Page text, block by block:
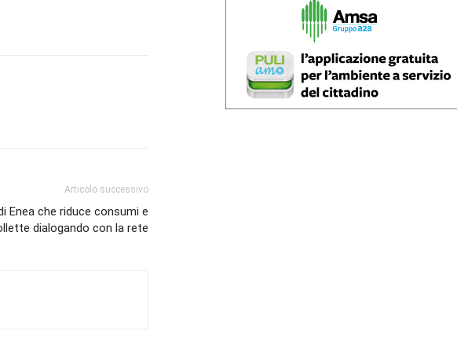
Articolo successivo
Enea che riduce consumi e
dialogando con la rete